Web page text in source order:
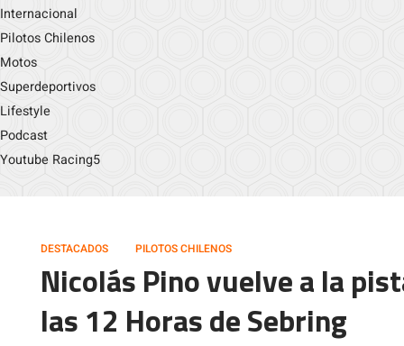
Internacional
Pilotos Chilenos
Motos
Superdeportivos
Lifestyle
Podcast
Youtube Racing5
DESTACADOS PILOTOS CHILENOS
Nicolás Pino vuelve a la
las 12 Horas de Sebring